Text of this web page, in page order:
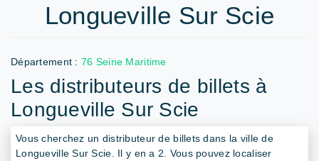
Longueville Sur Scie
Département : 76 Seine Maritime
Les distributeurs de billets à
Longueville Sur Scie
Vous cherchez un distributeur de billets dans la ville de
Longueville Sur Scie. Il y en a 2. Vous pouvez localiser